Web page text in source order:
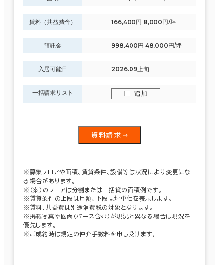
賃料（共益費含） 166,400円 8,000円/坪
預託金 998,400円 48,000円/坪
入居可能日 2026.09上旬
一括請求リスト 追加
資料請求
※募集フロアや面積、賃貸条件、設備等は状況により変更にな
る場合があります。
※（案）のフロアは分割または一括貸の面積例です。
※賃貸条件の上段は月額、下段は坪単価を表示します。
※賃料、共益費は別途消費税の対象となります。
※掲載写真や図面（パース含む）が現況と異なる場合は現況を
優先します。
※ご成約時は規定の仲介手数料を申し受けます。